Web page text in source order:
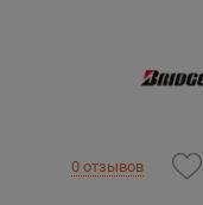
0 отзывов
Уральск